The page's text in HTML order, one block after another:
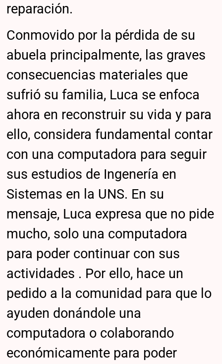
reparación.
Conmovido por la pérdida de su
abuela principalmente, las graves
consecuencias materiales que
sufrió su familia, Luca se enfoca
ahora en reconstruir su vida y para
ello, considera fundamental contar
con una computadora para seguir
sus estudios de Ingenería en
Sistemas en la UNS. En su
mensaje, Luca expresa que no pide
mucho, solo una computadora
para poder continuar con sus
actividades . Por ello, hace un
pedido a la comunidad para que lo
ayuden donándole una
computadora o colaborando
económicamente para poder